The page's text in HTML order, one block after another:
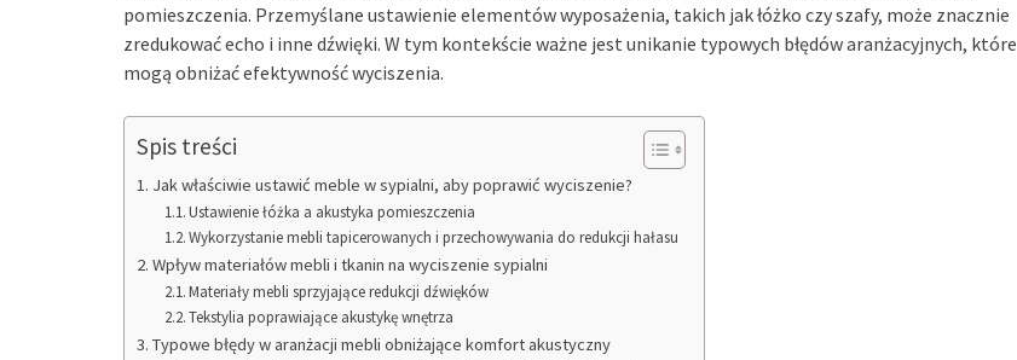
pomieszczenia. Przemyślane ustawienie elementów wyposażenia, takich jak łóżko czy szafy, może znacznie
zredukować echo i inne dźwięki. W tym kontekście ważne jest unikanie typowych błędów aranżacyjnych, które
mogą obniżać efektywność wyciszenia.
Spis treści
Jak właściwie ustawić meble w sypialni, aby poprawić wyciszenie?
Ustawienie łóżka a akustyka pomieszczenia
Wykorzystanie mebli tapicerowanych i przechowywania do redukcji hałasu
Wpływ materiałów mebli i tkanin na wyciszenie sypialni
Materiały mebli sprzyjające redukcji dźwięków
Tekstylia poprawiające akustykę wnętrza
Typowe błędy w aranżacji mebli obniżające komfort akustyczny